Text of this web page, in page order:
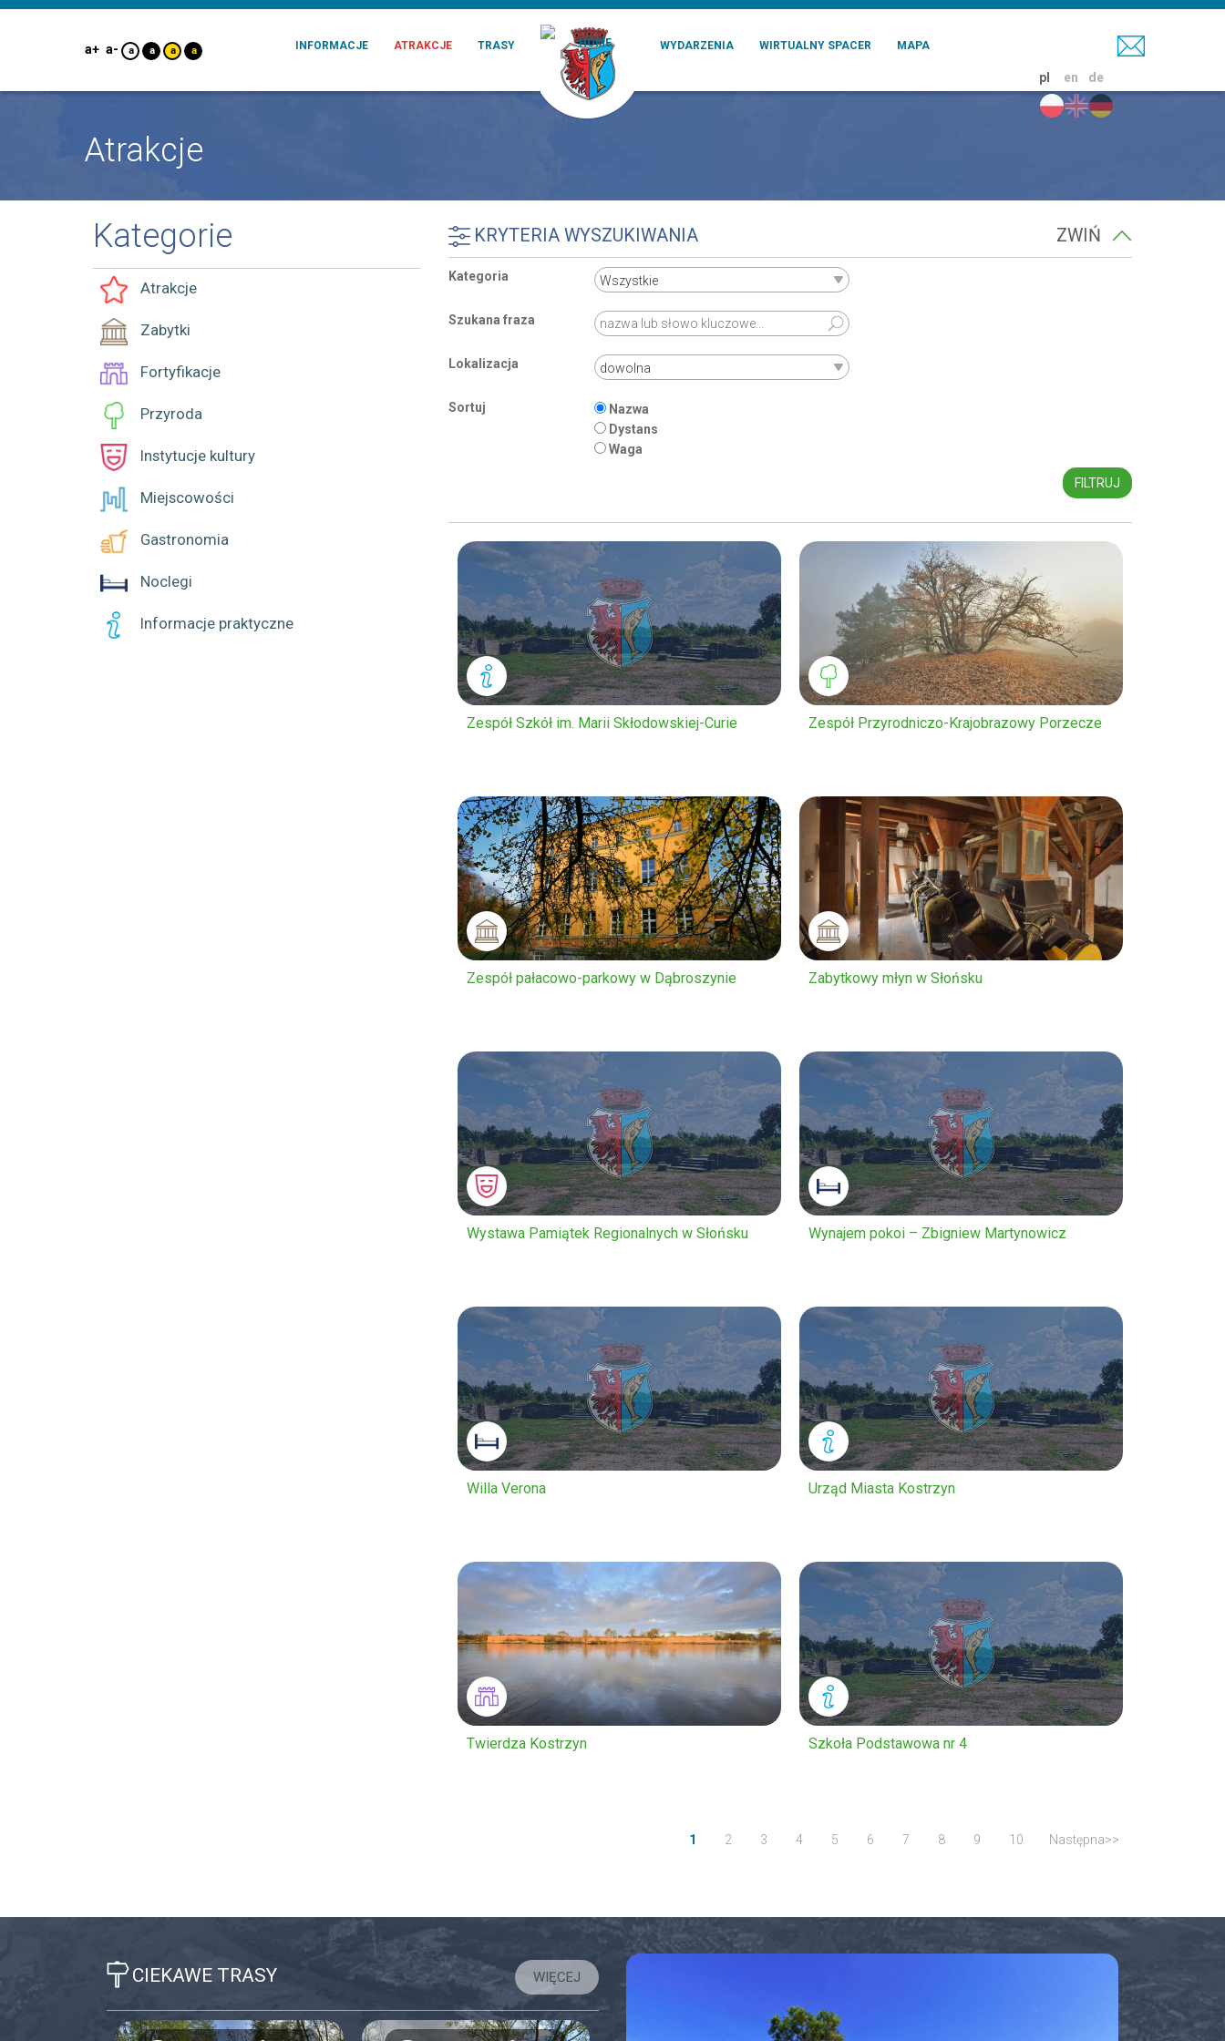
a+ a- a a a a INFORMACJE ATRAKCJE TRASY WYDARZENIA WIRTUALNY SPACER MAPA
pl en de
Atrakcje
ZWIŃ
KRYTERIA WYSZUKIWANIA
Kategoria
Szukana fraza
Lokalizacja
Sortuj
Nazwa
Dystans
Waga
Zespół Szkół im. Marii Skłodowskiej-Curie Zespół Przyrodniczo-Krajobrazowy Porzecze
Zespół pałacowo-parkowy w Dąbroszynie Zabytkowy młyn w Słońsku
Wystawa Pamiątek Regionalnych w Słońsku Wynajem pokoi – Zbigniew Martynowicz
Willa Verona Urząd Miasta Kostrzyn
Twierdza Kostrzyn Szkoła Podstawowa nr 4
1 2 3 4 5 6 7 8 9 10 Następna>>
Kategorie
Atrakcje
Zabytki
Fortyfikacje
Przyroda
Instytucje kultury
Miejscowości
Gastronomia
Noclegi
Informacje praktyczne
CIEKAWE TRASY WIĘCEJ